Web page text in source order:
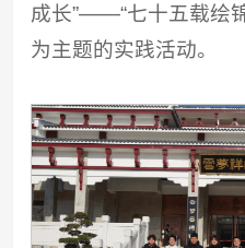
成长”——“七十五载绘
为主题的实践活动。